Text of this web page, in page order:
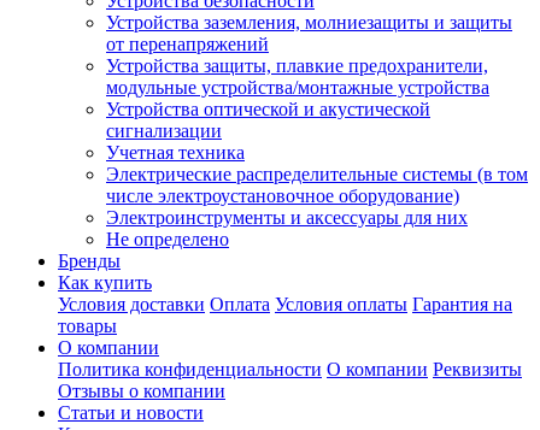
Устройства заземления, молниезащиты и защиты
от перенапряжений
Устройства защиты, плавкие предохранители,
модульные устройства/монтажные устройства
Устройства оптической и акустической
сигнализации
Учетная техника
Электрические распределительные системы (в том
числе электроустановочное оборудование)
Электроинструменты и аксессуары для них
Не определено
Бренды
Как купить
Условия доставки Оплата Условия оплаты Гарантия на
товары
О компании
Политика конфиденциальности О компании Реквизиты
Отзывы о компании
Статьи и новости